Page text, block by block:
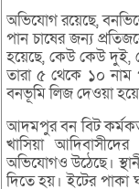
অভিযোগ রয়েছে,
পান চাষের জন্য
হয়েছে, কেউ কেউ দুই,
তারা ৫ থেকে ১০ নাম
বনভূমি লিজ দেওয়া
আদমপুর বন বিট
খাসিয়া
অভিযোগও উঠেছে।
দিতে হয়। ইটের পাকা